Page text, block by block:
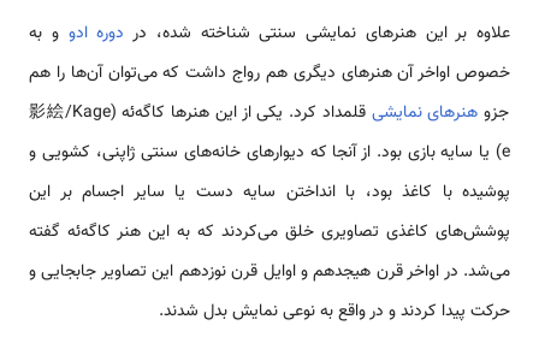
علاوه بر این هنرهای نمایشی سنتی شناخته شده، در دوره ادو و به
خصوص اواخر آن هنرهای دیگری هم رواج داشت که می‌توان آن‌ها را هم
جزو هنرهای نمایشی
قلمداد کرد. یکی از این هنرها کاگه‌ئه (影絵/Kage
e) یا سایه بازی بود. از آنجا که دیوارهای خانه‌های سنتی ژاپنی، کشویی و
پوشیده با کاغذ بود، با انداختن سایه دست یا سایر اجسام بر این
پوشش‌های کاغذی تصاویری خلق می‌کردند که به این هنر کاگه‌ئه گفته
می‌شد. در اواخر قرن هیجدهم و اوایل قرن نوزدهم این تصاویر جابجایی و
حرکت پیدا کردند و در واقع به نوعی نمایش بدل شدند.